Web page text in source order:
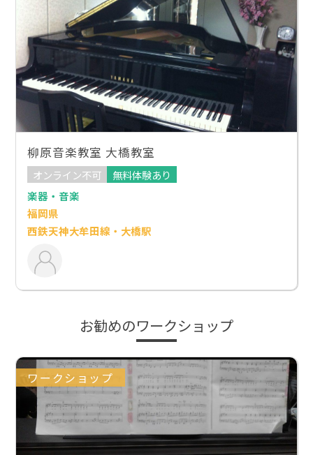
柳原音楽教室 大橋教室
オンライン不可
無料体験あり
楽器・音楽
福岡県
西鉄天神大牟田線・大橋駅
お勧めのワークショップ
ワークショップ